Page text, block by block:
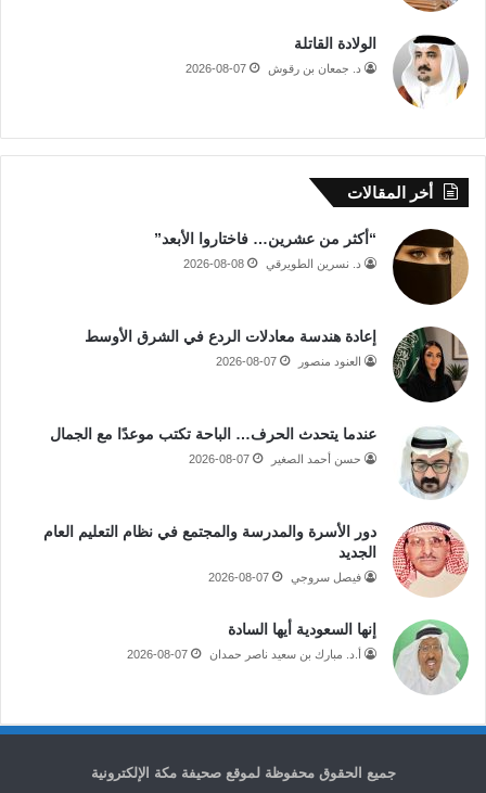
الولادة القاتلة
د. جمعان بن رقوش 2026-08-07
أخر المقالات
“أكثر من عشرين… فاختاروا الأبعد”
د. نسرين الطويرقي 2026-08-08
إعادة هندسة معادلات الردع في الشرق الأوسط
العنود منصور 2026-08-07
عندما يتحدث الحرف… الباحة تكتب موعدًا مع الجمال
حسن أحمد الصغير 2026-08-07
دور الأسرة والمدرسة والمجتمع في نظام التعليم العام
الجديد
فيصل سروجي 2026-08-07
إنها السعودية أيها السادة
أ.د. مبارك بن سعيد ناصر حمدان 2026-08-07
جميع الحقوق محفوظة لموقع صحيفة مكة الإلكترونية